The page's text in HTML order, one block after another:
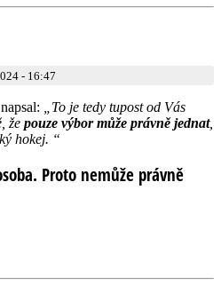
- 16:47
„To je tedy tupost od Vás
že pouze výbor může právně jednat,
hokej. “
Proto nemůže právně